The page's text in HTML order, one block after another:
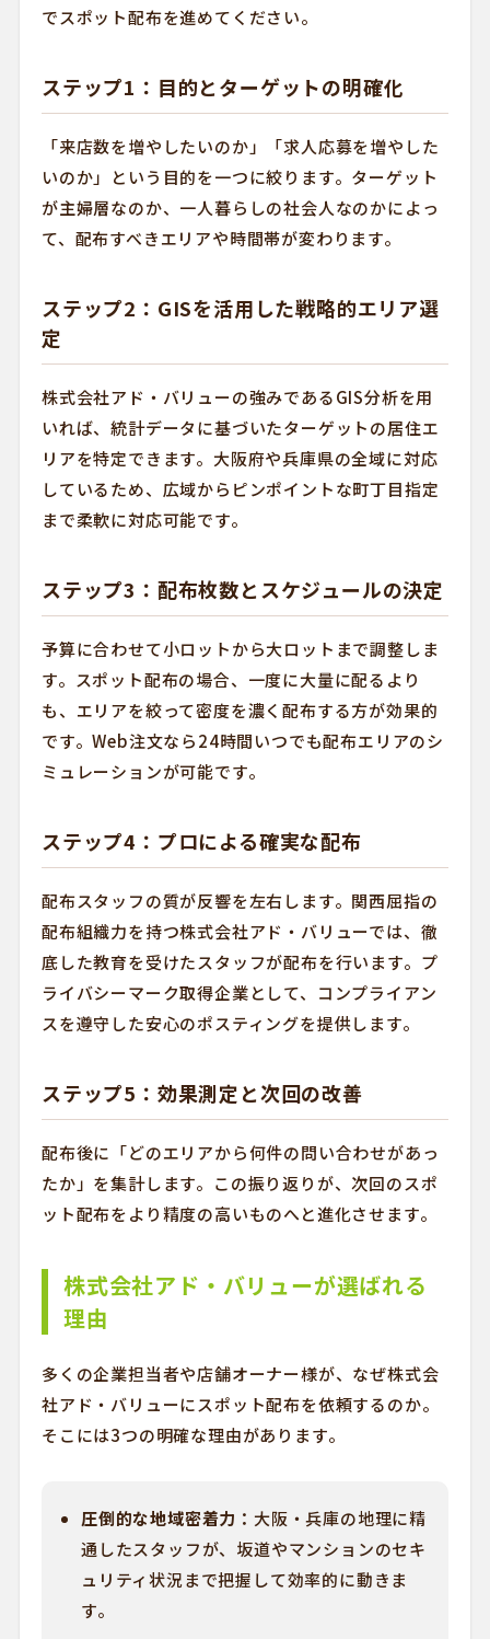
でスポット配布を進めてください。
ステップ1：目的とターゲットの明確化
「来店数を増やしたいのか」「求人応募を増やした
いのか」という目的を一つに絞ります。ターゲット
が主婦層なのか、一人暮らしの社会人なのかによっ
て、配布すべきエリアや時間帯が変わります。
ステップ2：GISを活用した戦略的エリア選
定
株式会社アド・バリューの強みであるGIS分析を用
いれば、統計データに基づいたターゲットの居住エ
リアを特定できます。大阪府や兵庫県の全域に対応
しているため、広域からピンポイントな町丁目指定
まで柔軟に対応可能です。
ステップ3：配布枚数とスケジュールの決定
予算に合わせて小ロットから大ロットまで調整しま
す。スポット配布の場合、一度に大量に配るより
も、エリアを絞って密度を濃く配布する方が効果的
です。Web注文なら24時間いつでも配布エリアのシ
ミュレーションが可能です。
ステップ4：プロによる確実な配布
配布スタッフの質が反響を左右します。関西屈指の
配布組織力を持つ株式会社アド・バリューでは、徹
底した教育を受けたスタッフが配布を行います。プ
ライバシーマーク取得企業として、コンプライアン
スを遵守した安心のポスティングを提供します。
ステップ5：効果測定と次回の改善
配布後に「どのエリアから何件の問い合わせがあっ
たか」を集計します。この振り返りが、次回のスポ
ット配布をより精度の高いものへと進化させます。
株式会社アド・バリューが選ばれる
理由
多くの企業担当者や店舗オーナー様が、なぜ株式会
社アド・バリューにスポット配布を依頼するのか。
そこには3つの明確な理由があります。
圧倒的な地域密着力： 大阪・兵庫の地理に精
通したスタッフが、坂道やマンションのセキ
ュリティ状況まで把握して効率的に動きま
す。